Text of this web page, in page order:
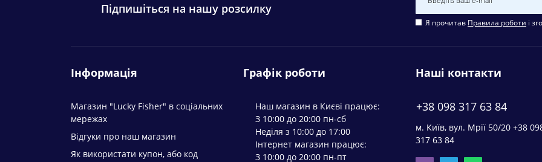
Підпишіться на нашу розсилку
Я прочитав Правила роботи і
Інформація
Магазин "Lucky Fisher" в соціальних
мережах
Відгуки про наш магазин
Як використати купон, або код
Графік роботи
Наш магазин в Києві працює:
З 10:00 до 20:00 пн-сб
Неділя з 10:00 до 17:00
Інтернет магазин працює:
З 10:00 до 20:00 пн-пт
Наші контакти
+38 098 317 63 84
м. Київ, вул. Мрії 50/20 +38
317 63 84